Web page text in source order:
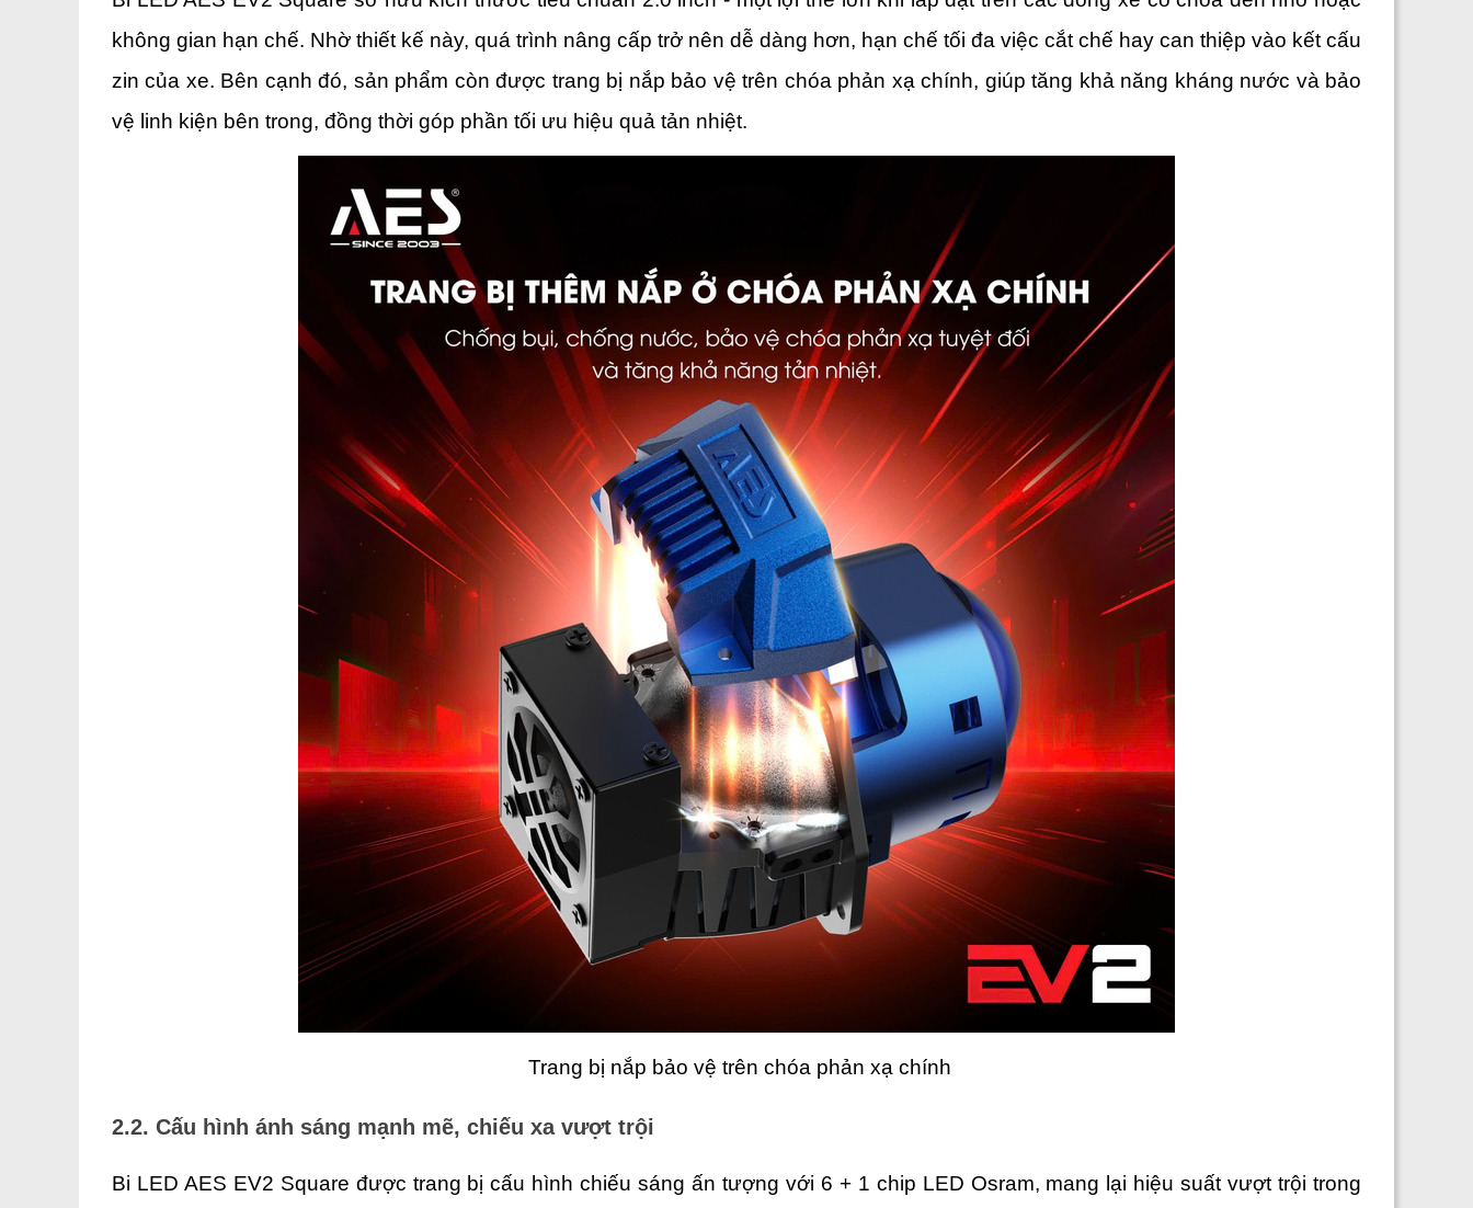
không gian hạn chế. Nhờ thiết kế này, quá trình nâng cấp trở nên dễ dàng hơn, hạn chế tối đa việc cắt chế hay can thiệp vào kết cấu
zin của xe. Bên cạnh đó, sản phẩm còn được trang bị nắp bảo vệ trên chóa phản xạ chính, giúp tăng khả năng kháng nước và bảo
vệ linh kiện bên trong, đồng thời góp phần tối ưu hiệu quả tản nhiệt.
Trang bị nắp bảo vệ trên chóa phản xạ chính
2.2. Cấu hình ánh sáng mạnh mẽ, chiếu xa vượt trội
Bi LED AES EV2 Square được trang bị cấu hình chiếu sáng ấn tượng với 6 + 1 chip LED Osram, mang lại hiệu suất vượt trội trong